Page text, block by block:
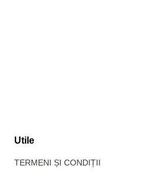
Utile
TERMENI ȘI CONDIȚII